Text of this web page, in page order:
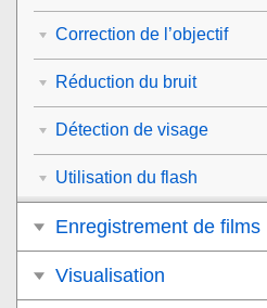
Correction de l’objectif
Réduction du bruit
Détection de visage
Utilisation du flash
Enregistrement de films
Visualisation